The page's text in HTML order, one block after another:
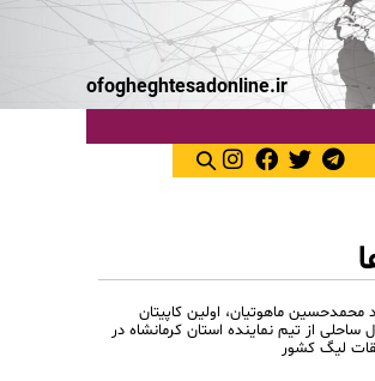
ofogheghtesadonline.ir
محمدحسین ماهوتیان، اولین کاپیتان
ساحلی از تیم نماینده استان کرمانشاه در
لیگ کشور